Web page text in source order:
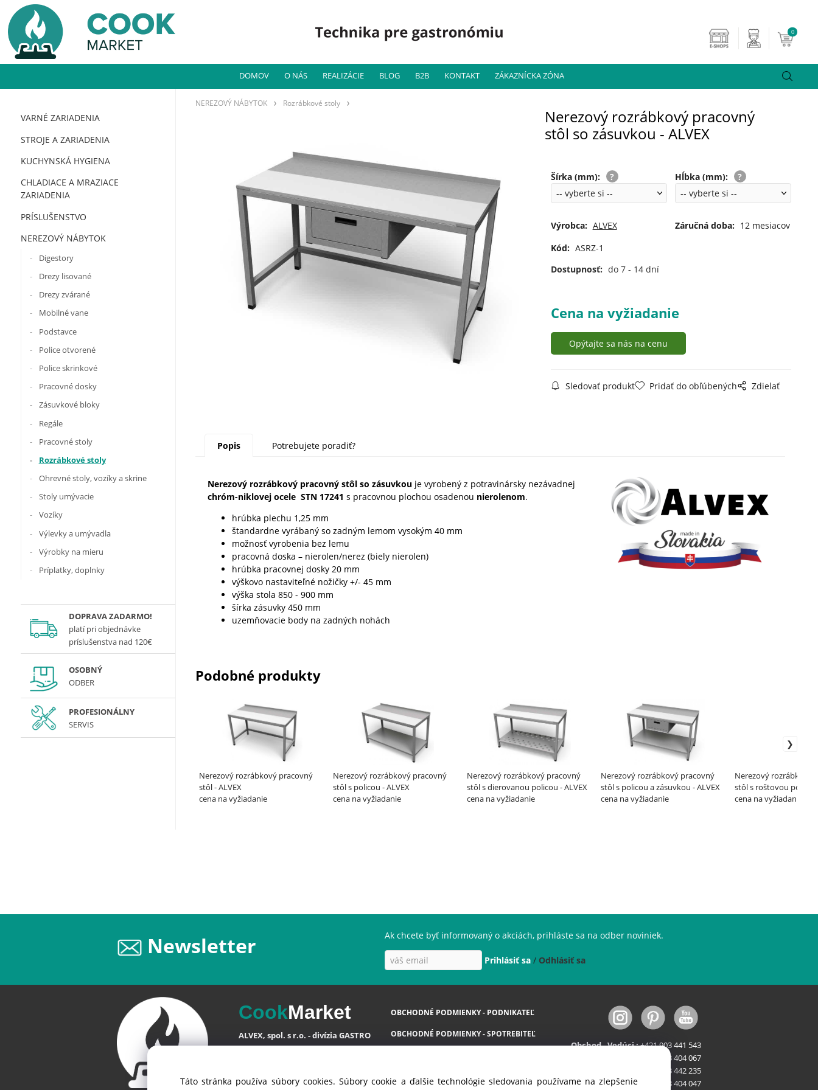
DOMOV O NÁS REALIZÁCIE BLOG B2B KONTAKT ZÁKAZNÍCKA ZÓNA
0
VARNÉ ZARIADENIA
STROJE A ZARIADENIA
KUCHYNSKÁ HYGIENA
CHLADIACE A MRAZIACE
ZARIADENIA
PRÍSLUŠENSTVO
NEREZOVÝ NÁBYTOK
Digestory
Drezy lisované
Drezy zvárané
Mobilné vane
Podstavce
Police otvorené
Police skrinkové
Pracovné dosky
Zásuvkové bloky
Regále
Pracovné stoly
Rozrábkové stoly
Ohrevné stoly, vozíky a skrine
Stoly umývacie
Vozíky
Výlevky a umývadla
Výrobky na mieru
Príplatky, doplnky
DOPRAVA ZADARMO!
platípri objednávke
príslušenstva nad 120€
OSOBNÝ
ODBER
PROFESIONÁLNY
SERVIS
NEREZOVÝ NÁBYTOK Rozrábkové stoly
Nerezový rozrábkový pracovný
stôl so zásuvkou - ALVEX
Šírka (mm): Hĺbka (mm):
Výrobca: ALVEX Záručná doba: 12 mesiacov
Kód: ASRZ-1
Dostupnosť: do 7 - 14 dní
Cena na vyžiadanie
Opýtajte sa nás na cenu
Sledovať produkt Pridať do obľúbených Zdielať
Popis Potrebujete poradiť?
Nerezový rozrábkový pracovný stôl so zásuvkouje vyrobený z potravinársky nezávadnej
chróm-niklovej ocele STN 17241 s pracovnou plochou osadenou nierolenom.
hrúbka plechu 1,25 mm
štandardne vyrábaný so zadným lemom vysokým 40 mm
možnosť vyrobenia bez lemu
pracovná doska – nierolen/nerez (biely nierolen)
hrúbka pracovnej dosky 20 mm
výškovo nastaviteľné nožičky +/- 45 mm
výška stola 850 - 900 mm
šírka zásuvky 450 mm
uzemňovacie body na zadných nohách
Podobné produkty
Nerezový rozrábkový pracovný
stôl - ALVEX
cena na vyžiadanie
Nerezový rozrábkový pracovný
stôl s policou - ALVEX
cena na vyžiadanie
Nerezový rozrábkový pracovný
stôl s dierovanou policou - ALVEX
cena na vyžiadanie
Nerezový rozrábkový pracovný
stôl s policou a zásuvkou - ALVEX
cena na vyžiadanie
Nerezový rozrábkový
stôl s roštovou policou
cena na vyžiadanie
Newsletter Ak chcete byť informovaný o akciách, prihláste sa na odber noviniek.
Prihlásiť sa / Odhlásiť sa
CookMarket
ALVEX, spol. s r.o. - divízia GASTRO
Slovenská Republika
OBCHODNÉ PODMIENKY - PODNIKATEĽ
OBCHODNÉ PODMIENKY - SPOTREBITEĽ
COOKIES
Obchod - Vedúci :+421 903 441 543
+421 903 404 067
+421 903 442 235
Servis: +421 903 404 047
Táto stránka používa súbory cookies. Súbory cookie a ďalšie technológie sledovania používame na zlepšenie